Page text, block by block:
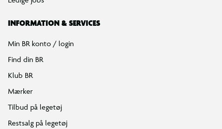
INFORMATION & SERVICES
Min BR konto / login
Find din BR
Klub BR
Mærker
Tilbud på legetøj
Restsalg på legetøj